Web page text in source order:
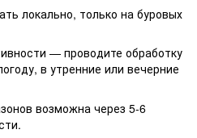
локально, только на буровых
— проводите обработку
в утренние или вечерние
возможна через 5-6